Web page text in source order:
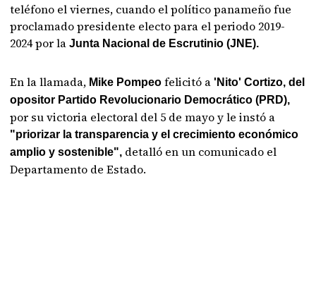
teléfono el viernes, cuando el político panameño fue
proclamado presidente electo para el periodo 2019-
2024 por laJunta Nacional de Escrutinio (JNE).
En la llamada, Mike Pompeo felicitó a'Nito' Cortizo, del
opositor Partido Revolucionario Democrático (PRD),
por su victoria electoral del 5 de mayo y le instó a
"priorizar la transparencia y el crecimiento económico
amplio y sostenible", detalló en un comunicado el
Departamento de Estado.